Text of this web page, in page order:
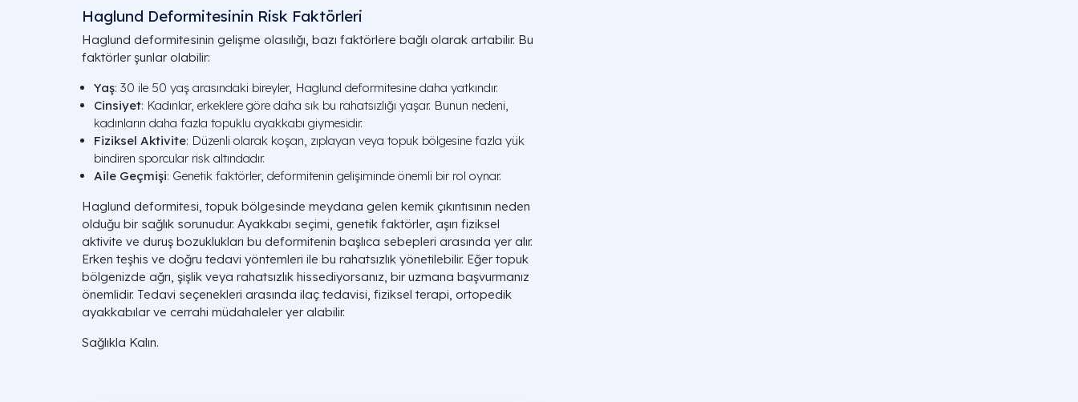
Haglund Deformitesinin Risk Faktörleri
Haglund deformitesinin gelişme olasılığı, bazı faktörlere bağlı olarak artabilir. Bu
faktörler şunlar olabilir:
Yaş: 30 ile 50 yaş arasındaki bireyler, Haglund deformitesine daha yatkındır.
Cinsiyet: Kadınlar, erkeklere göre daha sık bu rahatsızlığı yaşar. Bunun nedeni,
kadınların daha fazla topuklu ayakkabı giymesidir.
Fiziksel Aktivite: Düzenli olarak koşan, zıplayan veya topuk bölgesine fazla yük
bindiren sporcular risk altındadır.
Aile Geçmişi: Genetik faktörler, deformitenin gelişiminde önemli bir rol oynar.
Haglund deformitesi, topuk bölgesinde meydana gelen kemik çıkıntısının neden
olduğu bir sağlık sorunudur. Ayakkabı seçimi, genetik faktörler, aşırı fiziksel
aktivite ve duruş bozuklukları bu deformitenin başlıca sebepleri arasında yer alır.
Erken teşhis ve doğru tedavi yöntemleri ile bu rahatsızlık yönetilebilir. Eğer topuk
bölgenizde ağrı, şişlik veya rahatsızlık hissediyorsanız, bir uzmana başvurmanız
önemlidir. Tedavi seçenekleri arasında ilaç tedavisi, fiziksel terapi, ortopedik
ayakkabılar ve cerrahi müdahaleler yer alabilir.
Sağlıkla Kalın.